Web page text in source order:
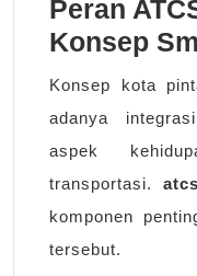
Peran
Konsep
Konsep kota
adanya
aspek
transportasi.
komponen
tersebut.